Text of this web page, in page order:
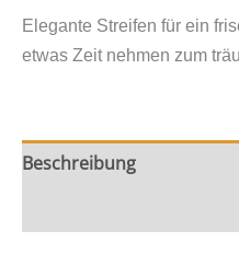
Kopfkissen
Misty
Lovely
Elegante Streifen für ein
etwas Zeit nehmen zum
Beschreibung